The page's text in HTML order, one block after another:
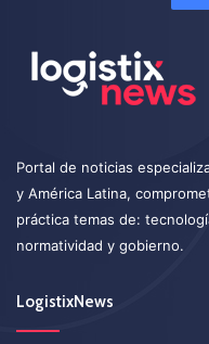
Portal de noticias
y América Latina,
práctica temas de:
normatividad y gobierno.
LogistixNews